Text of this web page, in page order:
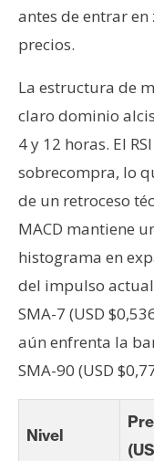
antes de entrar
precios.
La estructura de
claro dominio
4 y 12 horas. El
sobrecompra, lo
de un retroceso
MACD mantiene
histograma en
del impulso
SMA-7 (USD
aún enfrenta la
SMA-90 (USD
Nivel